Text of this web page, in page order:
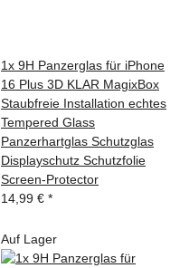
1x 9H Panzerglas für iPhone
16 Plus 3D KLAR MagixBox
Staubfreie Installation echtes
Tempered Glass
Panzerhartglas Schutzglas
Displayschutz Schutzfolie
Screen-Protector
14,99 € *
Auf Lager